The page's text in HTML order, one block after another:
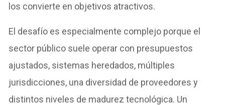
los convierte en objetivos atractivos.
El desafío es especialmente complejo porque el
sector público suele operar con presupuestos
ajustados, sistemas heredados, múltiples
jurisdicciones, una diversidad de proveedores y
distintos niveles de madurez tecnológica. Un